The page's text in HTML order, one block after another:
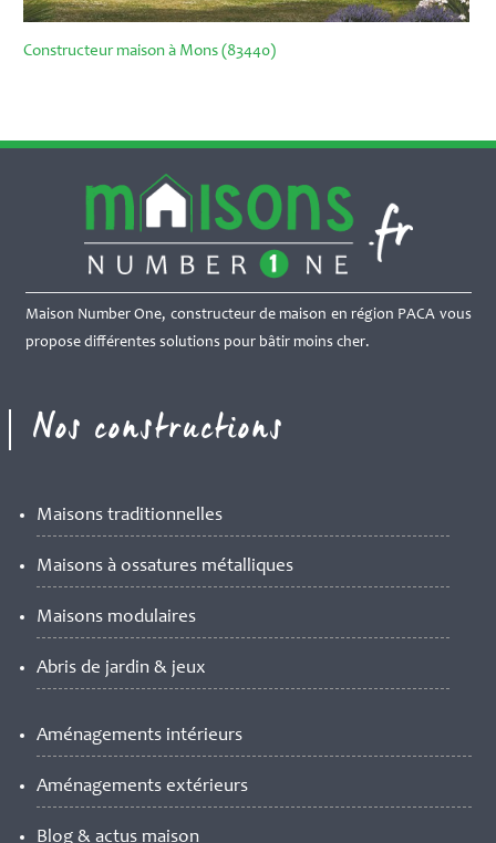
Constructeur maison à Mons (83440)
Maison Number One, constructeur de maison en région PACA vous
propose différentes solutions pour bâtir moins cher.
Nos constructions
Maisons traditionnelles
Maisons à ossatures métalliques
Maisons modulaires
Abris de jardin & jeux
Aménagements intérieurs
Aménagements extérieurs
Blog & actus maison